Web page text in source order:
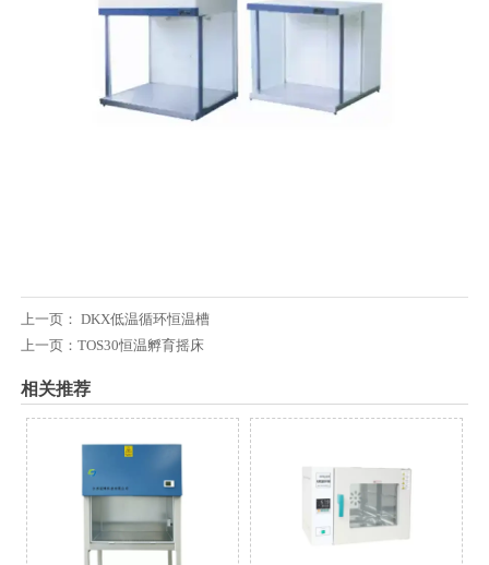
上一页： DKX低温循环恒温槽
上一页： TOS30恒温孵育摇床
相关推荐